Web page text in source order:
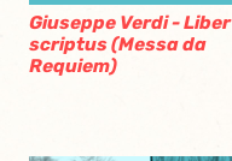
Giuseppe Verdi - Liber
scriptus (Messa da
Requiem)